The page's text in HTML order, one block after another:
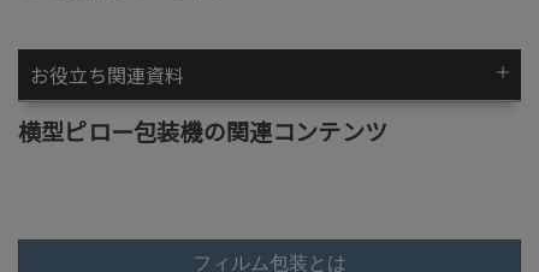
お役立ち関連資料
横型ピロー包装機の関連コンテンツ
フィルム包装とは